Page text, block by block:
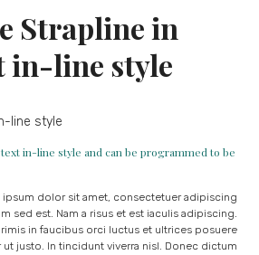
Strapline in
in-line style
line style
in-line style and can be programmed to be
ipsum dolor sit amet, consectetuer adipiscing
sed est. Nam a risus et est iaculis adipiscing.
in faucibus orci luctus et ultrices posuere
ut justo. In tincidunt viverra nisl. Donec dictum